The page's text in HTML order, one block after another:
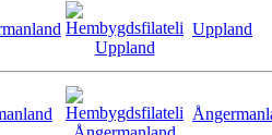
Uppland